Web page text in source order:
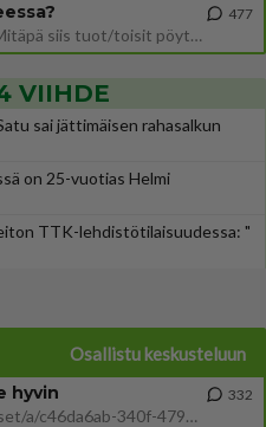
Siinäpä se kysymys on otsikossa. Mitäpä siis tuot/toisit pöytään parisuhteessa? Oletko mies vai nainen? Koetko sen mitä
477
VIIHDE
sai jättimäisen rahasalkun
on 25-vuotias Helmi
TTK-lehdistötilaisuudessa: "
Osallistu keskusteluun
hyvin
https://www.iltalehti.fi/viihdeuutiset/a/c46da6ab-340f-4790-aaa7-0865eed2336 Yrityksen konkurssihakemus on tullut kärä
332